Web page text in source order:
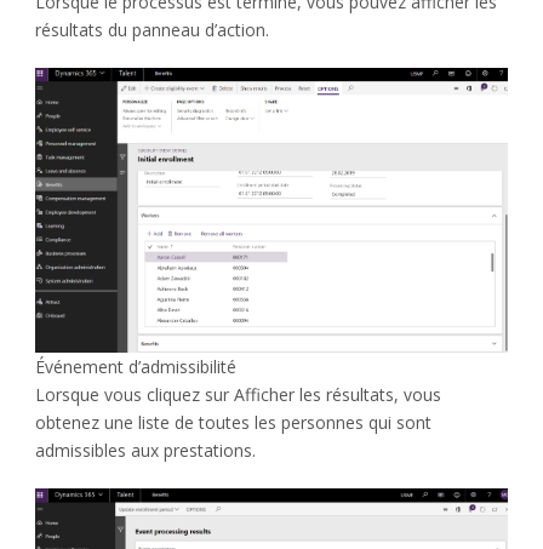
résultats du panneau d’action.
Événement d’admissibilité
Lorsque vous cliquez sur Afficher les résultats, vous
obtenez une liste de toutes les personnes qui sont
admissibles aux prestations.